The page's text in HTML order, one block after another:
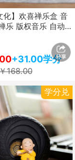
化】欢喜禅乐盒 音
乐 版权音乐 自动
+31.00学分
168.00
学分兑